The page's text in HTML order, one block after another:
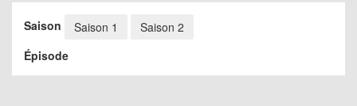
Saison Saison 1
Saison 2
Épisode